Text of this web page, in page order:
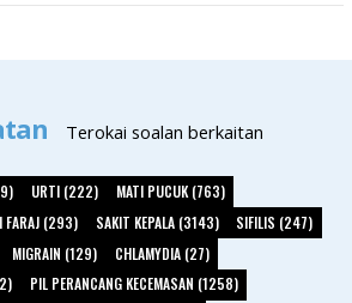
Terokai soalan berkaitan
URTI (222)
MATI PUCUK (763)
FARAJ (293) SAKIT KEPALA (3143)
SIFILIS (247)
MIGRAIN (129)
CHLAMYDIA (27)
PIL PERANCANG KECEMASAN (1258)